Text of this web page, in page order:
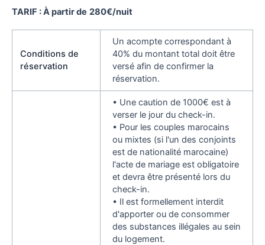
TARIF : À partir de 280€/nuit
Conditions de
réservation
Un acompte correspondant à
40% du montant total doit être
versé afin de confirmer la
réservation.
• Une caution de 1000€ est à
verser le jour du check-in.
• Pour les couples marocains
ou mixtes (si l'un des conjoints
est de nationalité marocaine)
l'acte de mariage est obligatoire
et devra être présenté lors du
check-in.
• Il est formellement interdit
d'apporter ou de consommer
des substances illégales au sein
du logement.